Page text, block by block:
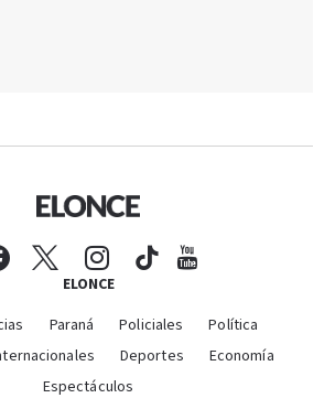
ELONCE
Paraná Policiales
Política
Deportes
Economía
Espectáculos